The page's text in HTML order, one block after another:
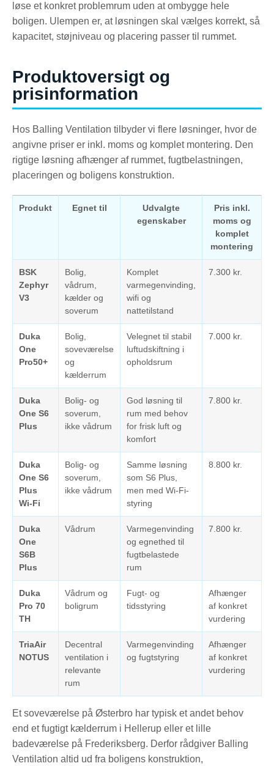
løse et konkret problemrum uden at ombygge hele
boligen. Ulempen er, at løsningen skal vælges korrekt, så
kapacitet, støjniveau og placering passer til rummet.
Produktoversigt og
prisinformation
Hos Balling Ventilation tilbyder vi flere løsninger, hvor de
angivne priser er inkl. moms og komplet montering. Den
rigtige løsning afhænger af rummet, fugtbelastningen,
placeringen og boligens konstruktion.
Produkt Egnet til
Udvalgte
egenskaber
Pris inkl.
moms og
komplet
montering
BSK
Zephyr
V3
Bolig,
vådrum,
kælder og
soverum
Komplet
varmegenvinding,
wifi og
nattetilstand
7.300 kr.
Duka
One
Pro50+
Bolig,
soveværelse
og
kælderrum
Velegnet til stabil
luftudskiftning i
opholdsrum
7.000 kr.
Duka
One S6
Plus
Bolig- og
soverum,
ikke vådrum
God løsning til
rum med behov
for frisk luft og
komfort
7.800 kr.
Duka
One S6
Plus
Wi-Fi
Bolig- og
soverum,
ikke vådrum
Samme løsning
som S6 Plus,
men med Wi-Fi-
styring
8.800 kr.
Duka
One
S6B
Plus
Vådrum
Varmegenvinding
og egnethed til
fugtbelastede
rum
7.800 kr.
Duka
Pro 70
TH
Vådrum og
boligrum
Fugt- og
tidsstyring
Afhænger
af konkret
vurdering
TriaAir
NOTUS
Decentral
ventilation i
relevante
rum
Varmegenvinding
og fugtstyring
Afhænger
af konkret
vurdering
Et soveværelse på Østerbro har typisk et andet behov
end et fugtigt kælderrum i Hellerup eller et lille
badeværelse på Frederiksberg. Derfor rådgiver Balling
Ventilation altid ud fra boligens konstruktion,